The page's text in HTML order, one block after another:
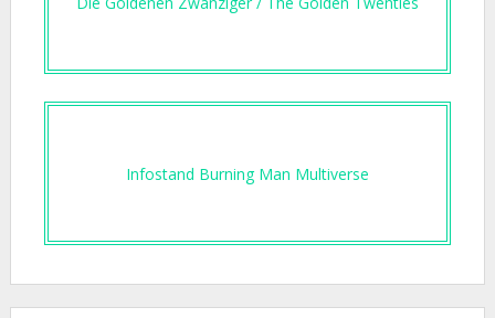
Infostand Burning Man Multiverse